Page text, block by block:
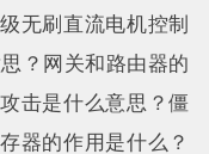
无刷直流电机控制
？网关和路由器的
击是什么意思？僵
器的作用是什么？